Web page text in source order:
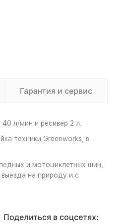
Гарантия и сервис
л/мин и ресивер 2 л.
техники Greenworks, в
и мотоциклетных шин,
на природу и с
Поделиться в соцсетях: